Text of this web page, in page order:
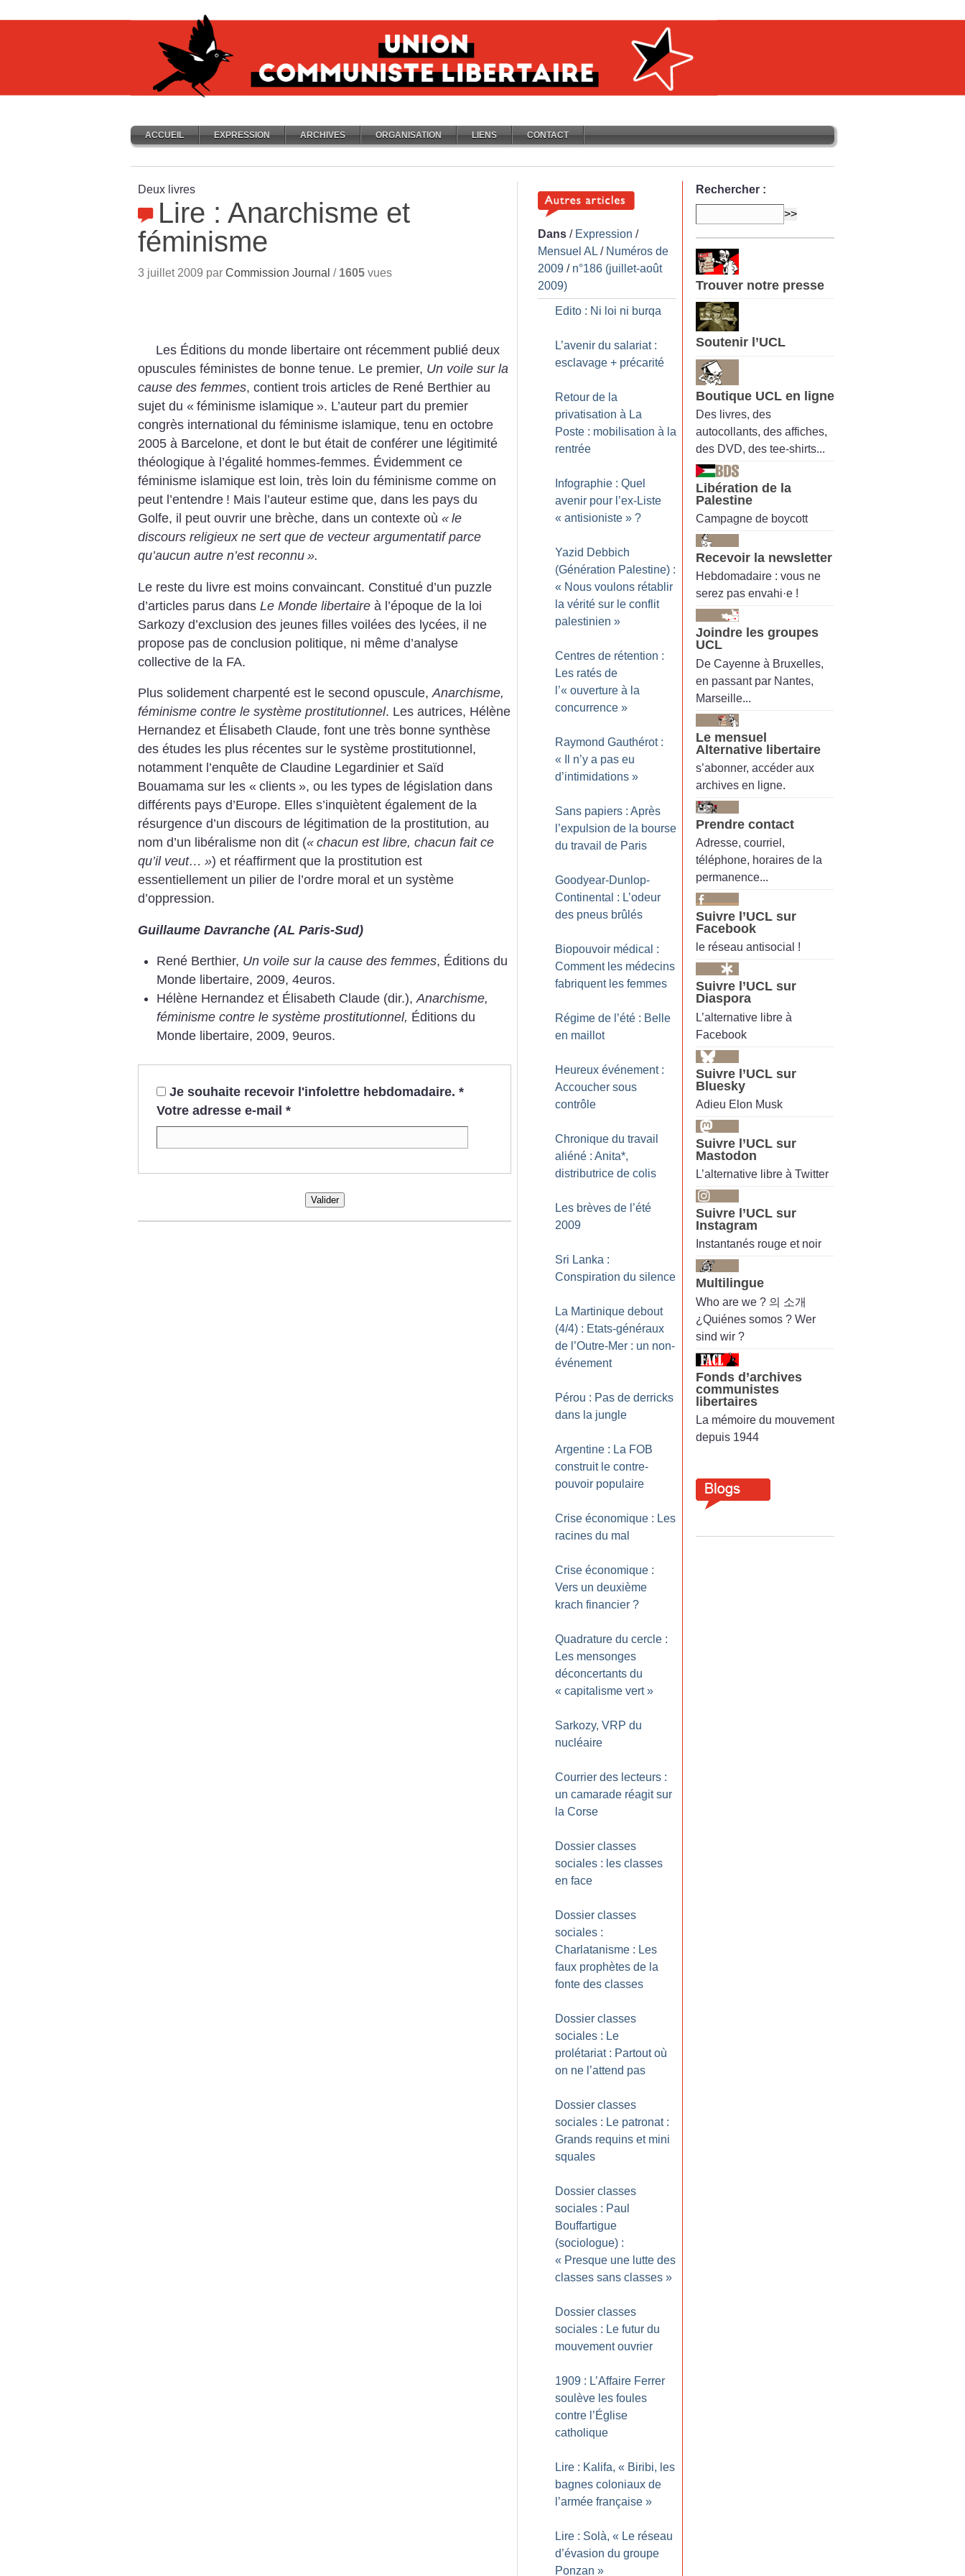
ACCUEIL EXPRESSION ARCHIVES ORGANISATION LIENS CONTACT
Deux livres
Lire : Anarchisme et
féminisme
3 juillet 2009 par Commission Journal / 1605 vues
Les Éditions du monde libertaire ont récemment publié deux
opuscules féministes de bonne tenue. Le premier, Un voile sur la
cause des femmes, contient trois articles de René Berthier au
sujet du « féminisme islamique ». L’auteur part du premier
congrès international du féminisme islamique, tenu en octobre
2005 à Barcelone, et dont le but était de conférer une légitimité
théologique à l’égalité hommes-femmes. Évidemment ce
féminisme islamique est loin, très loin du féminisme comme on
peut l’entendre ! Mais l’auteur estime que, dans les pays du
Golfe, il peut ouvrir une brèche, dans un contexte où « le
discours religieux ne sert que de vecteur argumentatif parce
qu’aucun autre n’est reconnu ».
Le reste du livre est moins convaincant. Constitué d’un puzzle
d’articles parus dans Le Monde libertaire à l’époque de la loi
Sarkozy d’exclusion des jeunes filles voilées des lycées, il ne
propose pas de conclusion politique, ni même d’analyse
collective de la FA.
Plus solidement charpenté est le second opuscule,Anarchisme,
féminisme contre le système prostitutionnel. Les autrices, Hélène
Hernandez et Élisabeth Claude, font une très bonne synthèse
des études les plus récentes sur le système prostitutionnel,
notamment l’enquête de Claudine Legardinier et Saïd
Bouamama sur les « clients », ou les types de législation dans
différents pays d’Europe. Elles s’inquiètent également de la
résurgence d’un discours de légitimation de la prostitution, au
nom d’un libéralisme non dit (« chacun est libre, chacun fait ce
qu’il veut… ») et réaffirment que la prostitution est
essentiellement un pilier de l’ordre moral et un système
d’oppression.
Guillaume Davranche (AL Paris-Sud)
René Berthier, Un voile sur la cause des femmes, Éditions du
Monde libertaire, 2009, 4euros.
Hélène Hernandez et Élisabeth Claude (dir.),Anarchisme,
féminisme contre le système prostitutionnel, Éditions du
Monde libertaire, 2009, 9euros.
Je souhaite recevoir l'infolettre hebdomadaire. *
Votre adresse e-mail *
Valider
Dans / Expression /
Mensuel AL / Numéros de
2009 / n°186 (juillet-août
2009)
Edito : Ni loi ni burqa
L’avenir du salariat :
esclavage + précarité
Retour de la
privatisation à La
Poste : mobilisation à la
rentrée
Infographie : Quel
avenir pour l’ex-Liste
« antisioniste » ?
Yazid Debbich
(Génération Palestine) :
« Nous voulons rétablir
la vérité sur le conflit
palestinien »
Centres de rétention :
Les ratés de
l’« ouverture à la
concurrence »
Raymond Gauthérot :
«
Il n’y a pas eu
d’intimidations »
Sans papiers : Après
l’expulsion de la bourse
du travail de Paris
Goodyear-Dunlop-
Continental : L’odeur
des pneus brûlés
Biopouvoir médical :
Comment les médecins
fabriquent les femmes
Régime de l’été : Belle
en maillot
Heureux événement :
Accoucher sous
contrôle
Chronique du travail
aliéné : Anita*,
distributrice de colis
Les brèves de l’été
2009
Sri Lanka :
Conspiration du silence
La Martinique debout
(4/4) : Etats-généraux
de l’Outre-Mer : un non-
événement
Pérou : Pas de derricks
dans la jungle
Argentine : La FOB
construit le contre-
pouvoir populaire
Crise économique : Les
racines du mal
Crise économique :
Vers un deuxième
krach financier ?
Quadrature du cercle :
Les mensonges
déconcertants du
« capitalisme vert »
Sarkozy, VRP du
nucléaire
Courrier des lecteurs :
un camarade réagit sur
la Corse
Dossier classes
sociales : les classes
en face
Dossier classes
sociales :
Charlatanisme : Les
faux prophètes de la
fonte des classes
Dossier classes
sociales : Le
prolétariat : Partout où
on ne l’attend pas
Dossier classes
sociales : Le patronat :
Grands requins et mini
squales
Dossier classes
sociales : Paul
Bouffartigue
(sociologue) :
« Presque une lutte des
classes sans classes »
Dossier classes
sociales : Le futur du
mouvement ouvrier
1909 : L’Affaire Ferrer
soulève les foules
contre l’Église
catholique
Lire : Kalifa, « Biribi, les
bagnes coloniaux de
l’armée française »
Lire : Solà, « Le réseau
d’évasion du groupe
Ponzan »
Rechercher :
Trouver notre presse
Soutenir l’UCL
Boutique UCL en ligne
Des livres, des
autocollants, des affiches,
des DVD, des tee-shirts...
Libération de la
Palestine
Campagne de boycott
Recevoir la newsletter
Hebdomadaire : vous ne
serez pas envahi·e !
Joindre les groupes
UCL
De Cayenne à Bruxelles,
en passant par Nantes,
Marseille...
Le mensuel
Alternative libertaire
s’abonner, accéder aux
archives en ligne.
Prendre contact
Adresse, courriel,
téléphone, horaires de la
permanence...
Suivre l’UCL sur
Facebook
le réseau antisocial !
Suivre l’UCL sur
Diaspora
L’alternative libre à
Facebook
Suivre l’UCL sur
Bluesky
Adieu Elon Musk
Suivre l’UCL sur
Mastodon
L’alternative libre à Twitter
Suivre l’UCL sur
Instagram
Instantanés rouge et noir
Multilingue
Who are we ? 의 소개
¿Quiénes somos ? Wer
sind wir ?
Fonds d’archives
communistes
libertaires
La mémoire du mouvement
depuis 1944